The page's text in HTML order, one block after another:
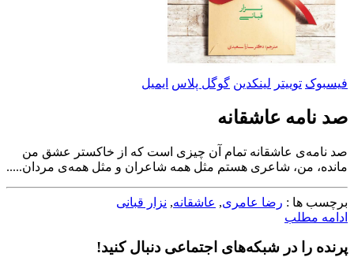
فیسبوک توییتر لینکدین گوگل پلاس ایمیل
صد نامه عاشقانه
صد نامه‌ی عاشقانه تمام آن چیزی است که از خاکستر عشق من
مانده، من، شاعری هستم مثل همه شاعران و مثل همه‌ی مردان.....
برچسب ها : رضا عامری, عاشقانه, نزار قبانی
ادامه مطلب
پرنده را در شبکه‌های اجتماعی دنبال کنید!